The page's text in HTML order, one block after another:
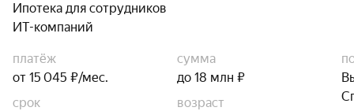
Ипотека для сотрудников
ИТ-компаний
платёж
от 15 045 ₽/мес.
сумма
до 18 млн ₽
срок
возраст